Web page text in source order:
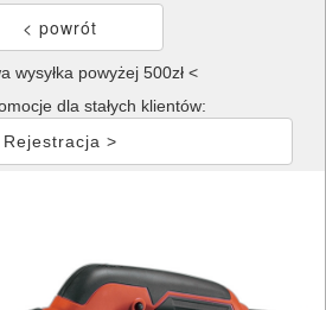
wysyłka powyżej 500zł <
dla stałych klientów:
Rejestracja >